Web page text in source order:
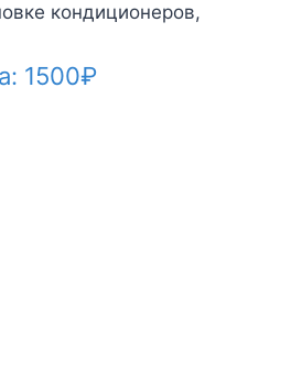
кондиционеров,
1500₽